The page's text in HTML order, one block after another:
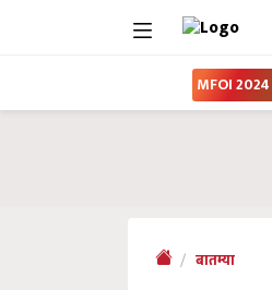
MFOI 2024
बातम्या